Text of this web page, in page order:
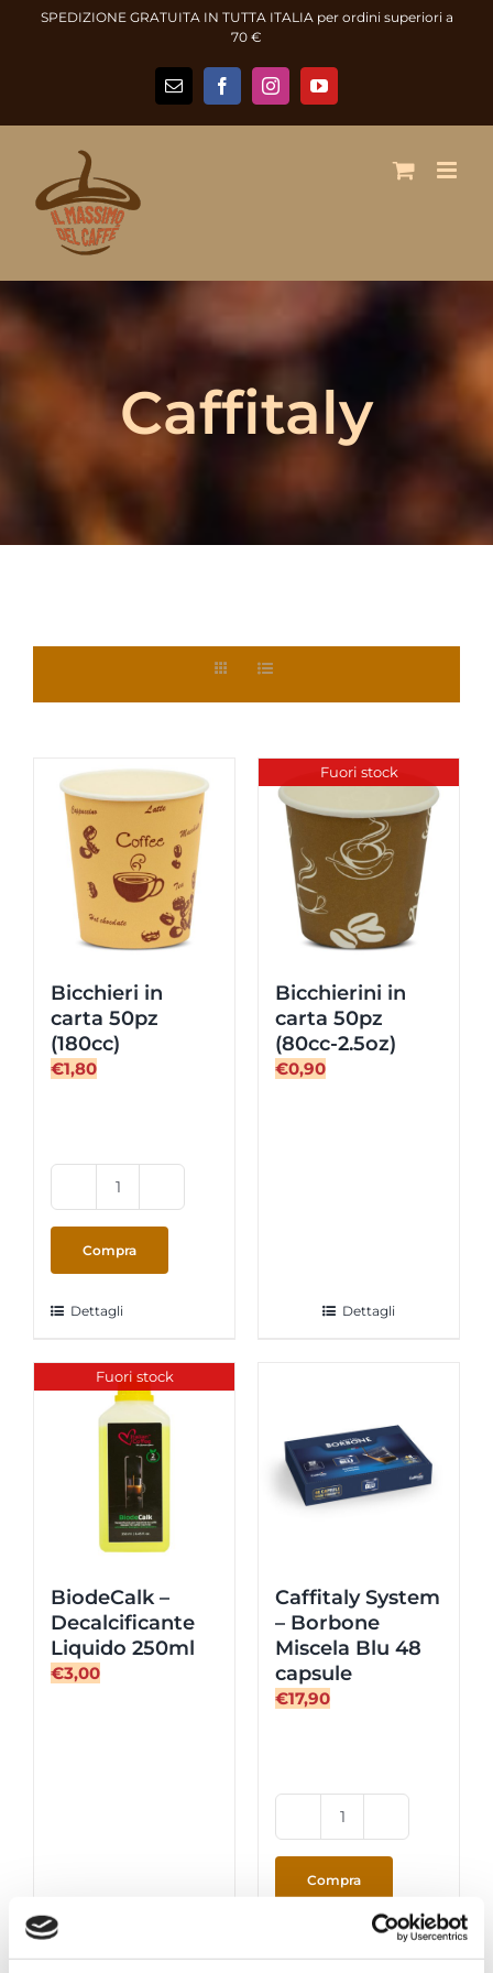
SPEDIZIONE GRATUITA IN TUTTA ITALIA per ordini superiori a
70 €
Email FacebookInstagramYouTube
Caffitaly
Bicchieri in
carta 50pz
(180cc)
€1,80
Bicchieri
in
carta
50pz
quantità
Compra
Dettagli
Fuori stock
Bicchierini in
carta 50pz
(80cc-2.5oz)
€0,90
Dettagli
Fuori stock
BiodeCalk –
Decalcificante
Liquido 250ml
€3,00
Caffitaly System
– Borbone
Miscela Blu 48
capsule
€17,90
Caffitaly
System
-
Borbone
Miscela
Compra